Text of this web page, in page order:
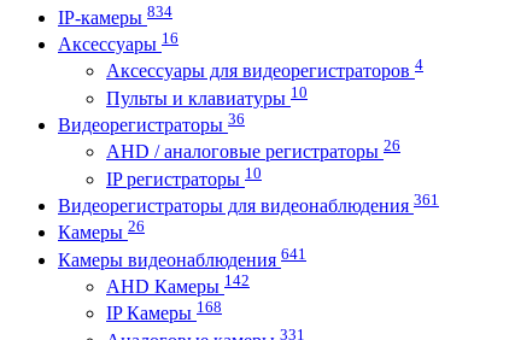
IP-камеры 834
Аксессуары 16
Аксессуары для видеорегистраторов 4
Пульты и клавиатуры 10
Видеорегистраторы 36
AHD / аналоговые регистраторы 26
IP регистраторы 10
Видеорегистраторы для видеонаблюдения 361
Камеры 26
Камеры видеонаблюдения 641
AHD Камеры 142
IP Камеры 168
331